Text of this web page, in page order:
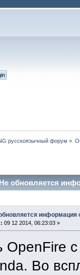
русскоязычный форум »
обновляется
информация
09 12 2014, 06:23:03 »
OpenFire
Во